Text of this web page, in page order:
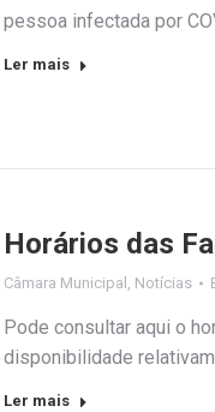
pessoa infectada por
Ler mais
Horários das
Câmara Municipal , Notícias
Pode consultar aqui o
disponibilidade
Ler mais